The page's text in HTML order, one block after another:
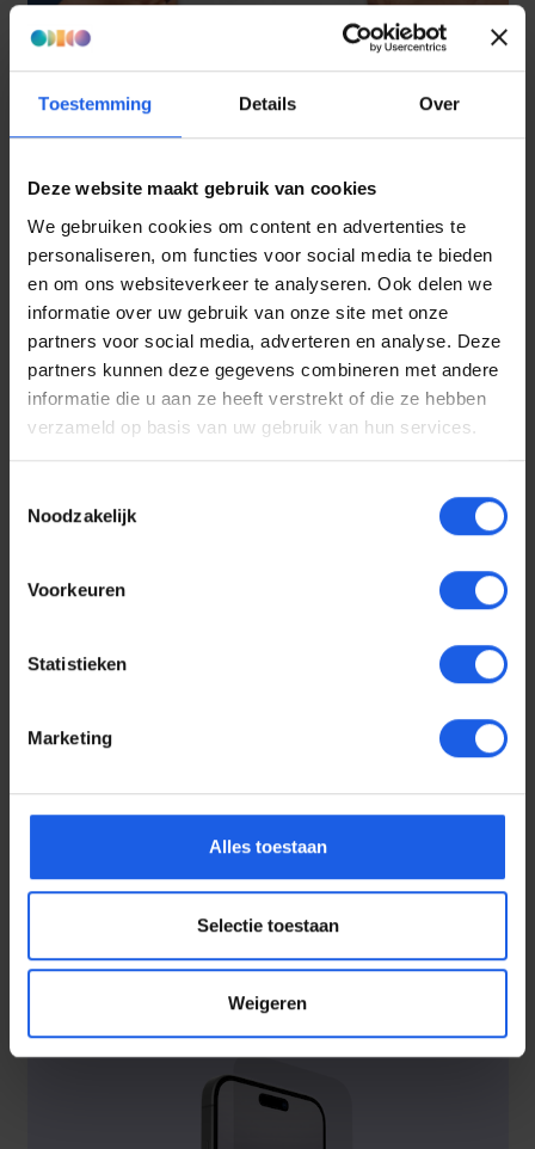
Toestemming Details Over
Deze website maakt gebruik van cookies
We gebruiken cookies om content en advertenties te
personaliseren, om functies voor social media te bieden
en om ons websiteverkeer te analyseren. Ook delen we
informatie over uw gebruik van onze site met onze
partners voor social media, adverteren en analyse. Deze
partners kunnen deze gegevens combineren met andere
informatie die u aan ze heeft verstrekt of die ze hebben
verzameld op basis van uw gebruik van hun services.
Noodzakelijk
Voorkeuren
Statistieken
Marketing
Alles toestaan
Selectie toestaan
Weigeren
Voor elke telefoon een